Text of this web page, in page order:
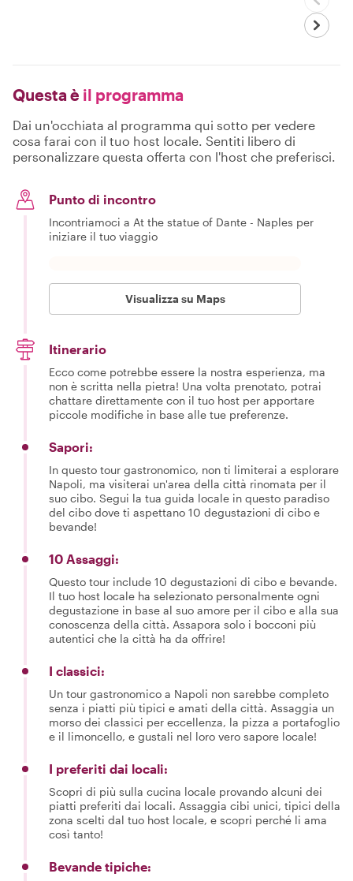
Questa è il programma
Dai un'occhiata al programma qui sotto per vedere
cosa farai con il tuo host locale. Sentiti libero di
personalizzare questa offerta con l'host che preferisci.
Punto di incontro
Incontriamoci a At the statue of Dante - Naples per
iniziare il tuo viaggio
Visualizza su Maps
Itinerario
Ecco come potrebbe essere la nostra esperienza, ma
non è scritta nella pietra! Una volta prenotato, potrai
chattare direttamente con il tuo host per apportare
piccole modifiche in base alle tue preferenze.
Sapori:
In questo tour gastronomico, non ti limiterai a esplorare
Napoli, ma visiterai un'area della città rinomata per il
suo cibo. Segui la tua guida locale in questo paradiso
del cibo dove ti aspettano 10 degustazioni di cibo e
bevande!
10 Assaggi:
Questo tour include 10 degustazioni di cibo e bevande.
Il tuo host locale ha selezionato personalmente ogni
degustazione in base al suo amore per il cibo e alla sua
conoscenza della città. Assapora solo i bocconi più
autentici che la città ha da offrire!
I classici:
Un tour gastronomico a Napoli non sarebbe completo
senza i piatti più tipici e amati della città. Assaggia un
morso dei classici per eccellenza, la pizza a portafoglio
e il limoncello, e gustali nel loro vero sapore locale!
I preferiti dai locali:
Scopri di più sulla cucina locale provando alcuni dei
piatti preferiti dai locali. Assaggia cibi unici, tipici della
zona scelti dal tuo host locale, e scopri perché li ama
così tanto!
Bevande tipiche: